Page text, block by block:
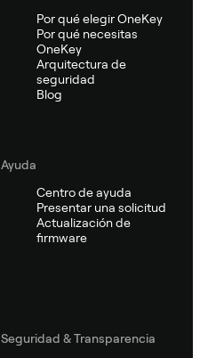
Por qué elegir OneKey
Por qué necesitas
OneKey
Arquitectura de
seguridad
Blog
Ayuda
Centro de ayuda
Presentar una solicitud
Actualización de
firmware
Seguridad & Transparencia